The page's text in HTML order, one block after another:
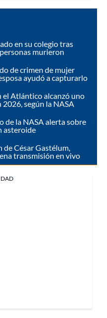
en su colegio tras
murieron
de crimen de mujer
ayudó a capturarlo
el Atlántico alcanzó uno
2026, según la NASA
de la NASA alerta sobre
asteroide
de César Gastélum,
transmisión en vivo